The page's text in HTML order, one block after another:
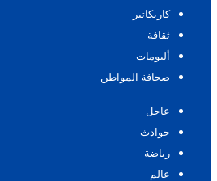
كاريكاتير
ثقافة
ألبومات
صحافة المواطن
عاجل
حوادث
رياضة
عالم